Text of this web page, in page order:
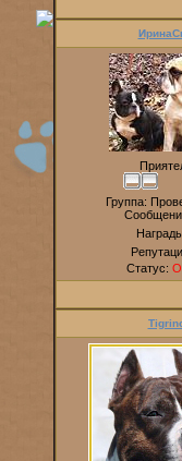
Группа:
Статус: